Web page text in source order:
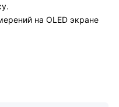
на OLED экране